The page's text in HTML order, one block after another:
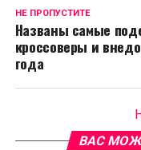
НЕ ПРОПУСТИТЕ
Названы самые
кроссоверы и
года
ВАС